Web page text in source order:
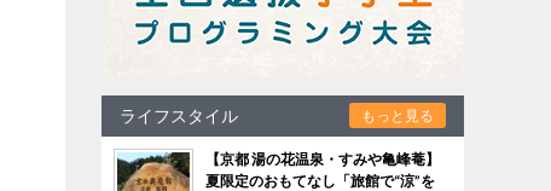
ライフスタイル もっと見る
【京都 湯の花温泉・すみや亀峰菴】
夏限定のおもてなし「旅館で“涼”を